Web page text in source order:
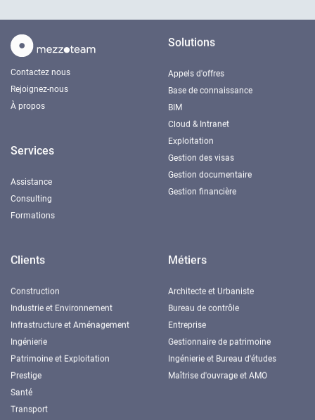
Contactez nous
Rejoignez-nous
À propos
Services
Assistance
Consulting
Formations
Solutions
Appels d'offres
Base de connaissance
BIM
Cloud & Intranet
Exploitation
Gestion des visas
Gestion documentaire
Gestion financière
Clients
Construction
Industrie et Environnement
Infrastructure et Aménagement
Ingénierie
Patrimoine et Exploitation
Prestige
Santé
Transport
Métiers
Architecte et Urbaniste
Bureau de contrôle
Entreprise
Gestionnaire de patrimoine
Ingénierie et Bureau d'études
Maîtrise d'ouvrage et AMO